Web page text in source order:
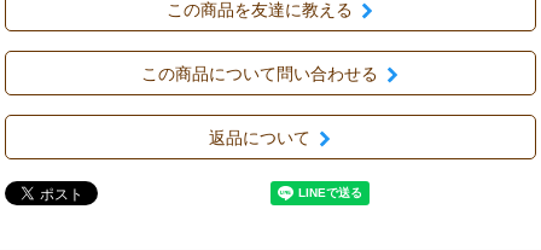
この商品を友達に教える
この商品について問い合わせる
返品について